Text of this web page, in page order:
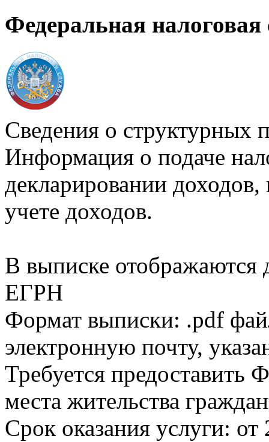
Федеральная налоговая
Сведения о структурных
Информация о подаче
декларировании доходов,
учете доходов.
В выписке
ЕГРН
Формат выписки: .pdf
электронную почту,
Требуется
места жительства
Срок оказания услуги: от